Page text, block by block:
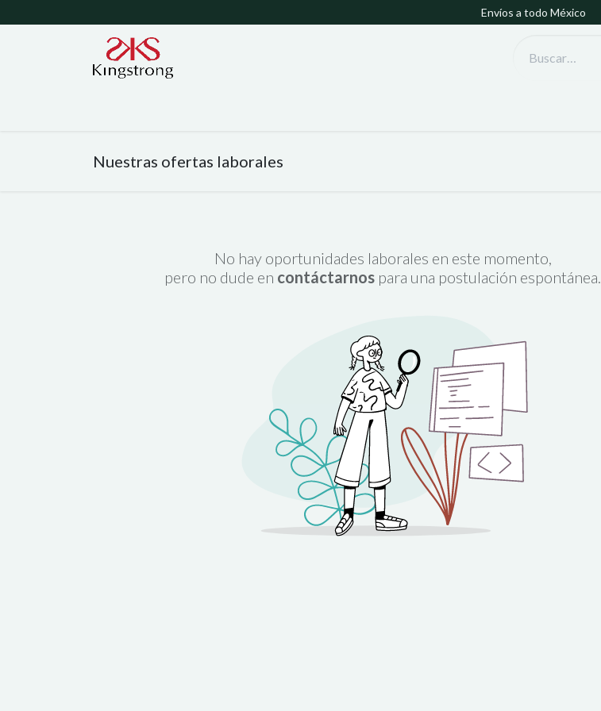
Envíos a todo México
Nuestras ofertas laborales
No hay oportunidades laborales en este momento,
pero no dude en contáctarnos para una postulación espontánea.